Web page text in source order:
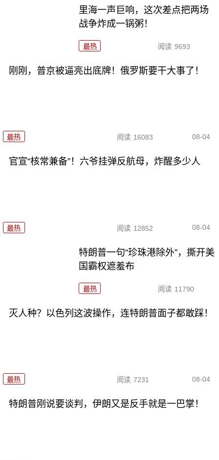
里海一声巨响，这次差点把两场
战争炸成一锅粥！
最热 阅读 9693
刚刚，普京被逼亮出底牌！俄罗斯要干大事了！
最热 阅读 16083 08-04
官宣“核常兼备”！六爷挂弹反航母，炸醒多少人
最热 阅读 12852 08-04
特朗普一句“珍珠港除外”，撕开美
国霸权遮羞布
最热 阅读 11790
灭人种？以色列这波操作，连特朗普面子都敢踩！
最热 阅读 7231 08-04
特朗普刚说要谈判，伊朗又是反手就是一巴掌！